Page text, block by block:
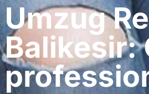
Umzug
Balikesir: